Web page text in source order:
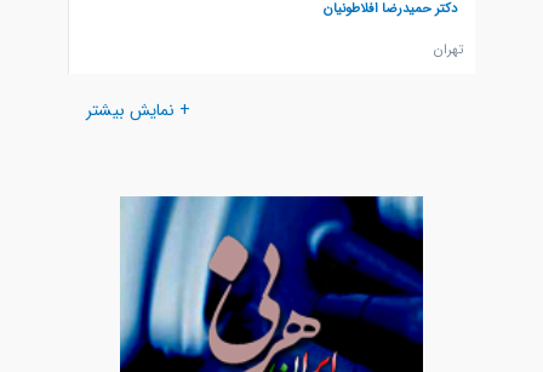
دکتر حمیدرضا افلاطونیان
تهران
+ نمایش بیشتر